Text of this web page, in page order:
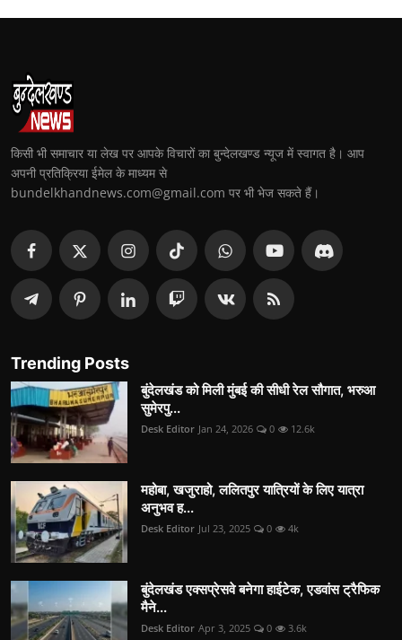
किसी भी समाचार या लेख पर आपके विचारों का बुन्देलखण्ड न्यूज में स्वागत है। आप
अपनी प्रतिक्रिया ईमेल के माध्यम से
bundelkhandnews.com@gmail.com पर भी भेज सकते हैं।
Trending Posts
बुंदेलखंड को मिली मुंबई की सीधी रेल सौगात, भरुआ
सुमेरपु...
Desk Editor Jan 24, 2026 0 12.6k
महोबा, खजुराहो, ललितपुर यात्रियों के लिए यात्रा
अनुभव ह...
Desk Editor Jul 23, 2025 0 4k
बुंदेलखंड एक्सप्रेसवे बनेगा हाईटेक, एडवांस ट्रैफिक
मैने...
Desk Editor Apr 3, 2025 0 3.6k